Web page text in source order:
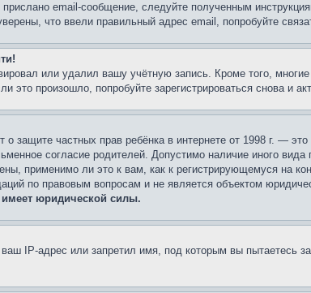
email-сообщение, следуйте полученным
что ввели правильный адрес email, попробуйте
или удалил вашу учётную запись. Кроме того,
произошло, попробуйте зарегистрироваться снова и
защите частных прав ребёнка в интернете от 1998 г. —
согласие родителей. Допустимо наличие иного
применимо ли это к вам, как к регистрирующемуся на
по правовым вопросам и не является объектом
юридической силы.
IP-адрес или запретил имя, под которым вы пытаетесь